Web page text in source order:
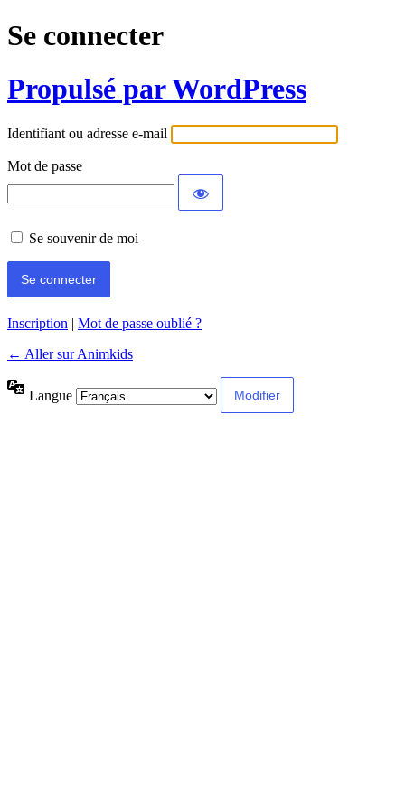
Se connecter
Propulsé par WordPress
Identifiant ou adresse e-mail
Mot de passe
Se souvenir de moi
Inscription | Mot de passe oublié ?
← Aller sur Animkids
Langue